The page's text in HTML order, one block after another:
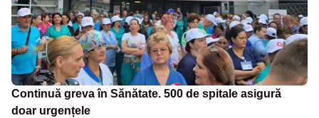
Continuă greva în Sănătate. 500 de spitale asigură
doar urgențele